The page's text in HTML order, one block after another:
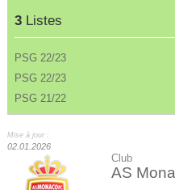
3 Listes
PSG 22/23
PSG 22/23
PSG 21/22
Mise à jour :
02.01.2026
Club
AS